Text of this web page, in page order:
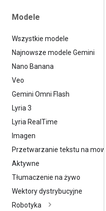
Modele
Wszystkie modele
Najnowsze modele Gemini
Nano Banana
Veo
Gemini Omni Flash
Lyria 3
Lyria Real Time
Imagen
Przetwarzanie tekstu na mowę
Aktywne
Tłumaczenie na żywo
Wektory dystrybucyjne
Robotyka